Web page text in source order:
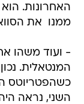
האחרונות.
ממנו  את
- ועוד משהו
המנטאלית.
השני, נראה